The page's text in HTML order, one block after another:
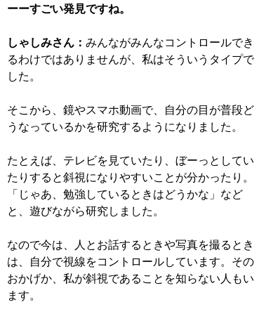
ーーすごい発見ですね。
しゃしみさん： みんながみんなコントロールでき
るわけではありませんが、私はそういうタイプで
した。
そこから、鏡やスマホ動画で、自分の目が普段ど
うなっているかを研究するようになりました。
たとえば、テレビを見ていたり、ぼーっとしてい
たりすると斜視になりやすいことが分かったり。
「じゃあ、勉強しているときはどうかな」など
と、遊びながら研究しました。
なので今は、人とお話するときや写真を撮るとき
は、自分で視線をコントロールしています。その
おかげか、私が斜視であることを知らない人もい
ます。